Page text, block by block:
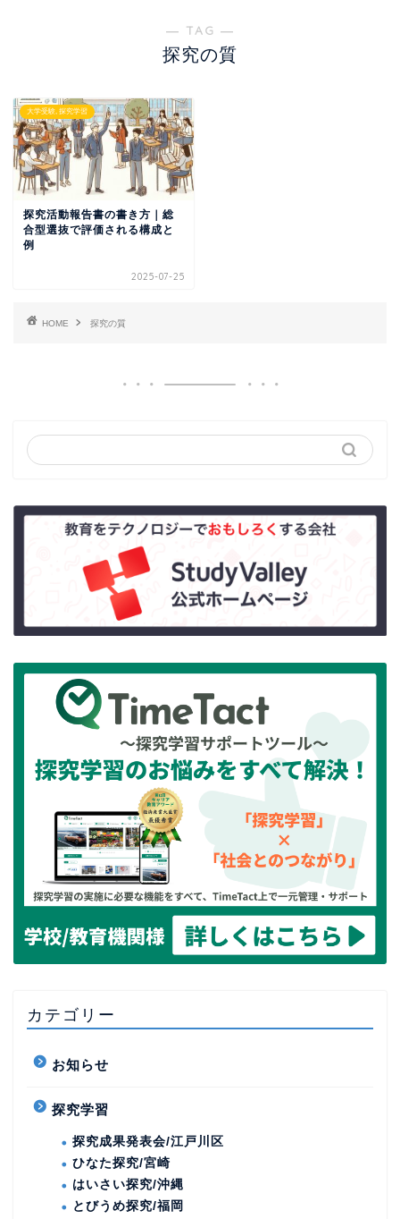
― TAG ―
探究の質
大学受験, 探究学習
探究活動報告書の書き方｜総
合型選抜で評価される構成と
例
2025-07-25
HOME 探究の質
カテゴリー
お知らせ
探究学習
探究成果発表会/江戸川区
ひなた探究/宮崎
はいさい探究/沖縄
とびうめ探究/福岡